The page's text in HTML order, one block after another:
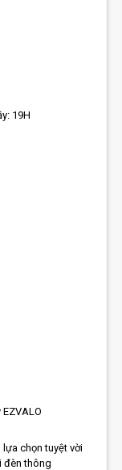
19H
chọn tuyệt vời
đèn thông